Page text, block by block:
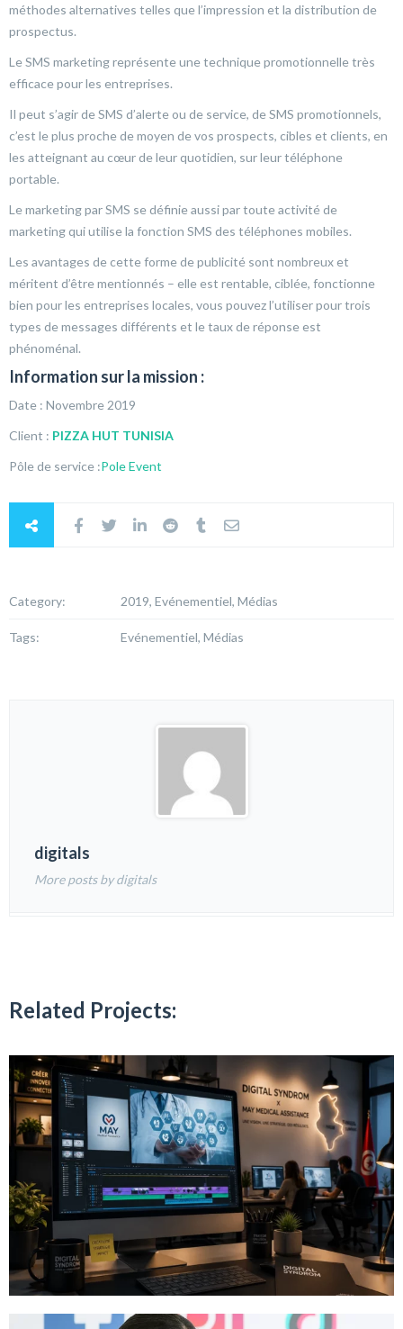
méthodes alternatives telles que l’impression et la distribution de
prospectus.
Le SMS marketing représente une technique promotionnelle très
efficace pour les entreprises.
Il peut s’agir de SMS d’alerte ou de service, de SMS promotionnels,
c’est le plus proche de moyen de vos prospects, cibles et clients, en
les atteignant au cœur de leur quotidien, sur leur téléphone
portable.
Le marketing par SMS se définie aussi par toute activité de
marketing qui utilise la fonction SMS des téléphones mobiles.
Les avantages de cette forme de publicité sont nombreux et
méritent d’être mentionnés – elle est rentable, ciblée, fonctionne
bien pour les entreprises locales, vous pouvez l’utiliser pour trois
types de messages différents et le taux de réponse est
phénoménal.
Information sur la mission :
Date : Novembre 2019
Client : PIZZA HUT TUNISIA
Pôle de service :Pole Event
Category: 2019, Evénementiel, Médias
Tags: Evénementiel, Médias
digitals
More posts by digitals
Related Projects: